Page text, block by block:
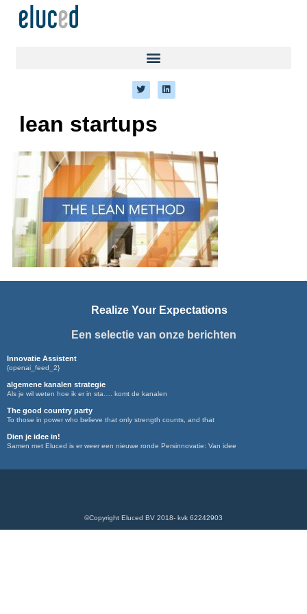
lean startups
Realize Your Expectations
Een selectie van onze berichten
Innovatie Assistent
{openai_feed_2}
algemene kanalen strategie
Als je wil weten hoe ik er in sta…. komt de kanalen
The good country party
To those in power who believe that only strength counts, and that
Dien je idee in!
Samen met Eluced is er weer een nieuwe ronde Persinnovatie: Van idee
©Copyright Eluced BV 2018- kvk 62242903